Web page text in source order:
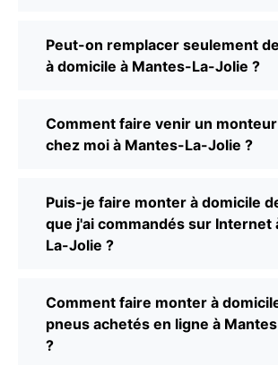
Peut-on remplacer seulement
à domicile à Mantes-La-Jolie ?
Comment faire venir un
chez moi à Mantes-La-Jolie ?
Puis-je faire monter à domicile
que j'ai commandés sur Internet
La-Jolie ?
Comment faire monter à
pneus achetés en ligne à
?